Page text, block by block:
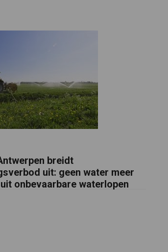
breidt
uit: geen water meer
onbevaarbare waterlopen